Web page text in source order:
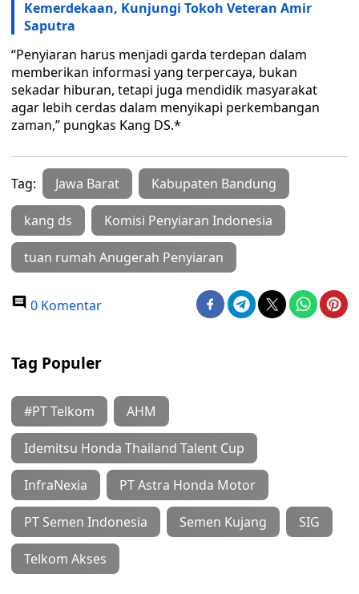
Kemerdekaan, Kunjungi Tokoh Veteran Amir
Saputra
“Penyiaran harus menjadi garda terdepan dalam
memberikan informasi yang terpercaya, bukan
sekadar hiburan, tetapi juga mendidik masyarakat
agar lebih cerdas dalam menyikapi perkembangan
zaman,” pungkas Kang DS.*
Tag: Jawa Barat Kabupaten Bandung
kang ds Komisi Penyiaran Indonesia
tuan rumah Anugerah Penyiaran
0 Komentar
Tag Populer
#PT Telkom AHM
Idemitsu Honda Thailand Talent Cup
InfraNexia PT Astra Honda Motor
PT Semen Indonesia Semen Kujang SIG
Telkom Akses